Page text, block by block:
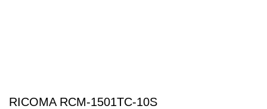
RICOMA RCM-1501TC-10S